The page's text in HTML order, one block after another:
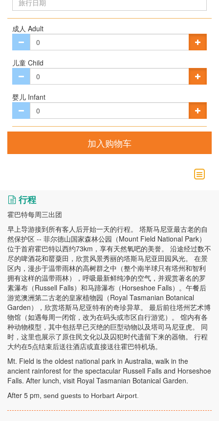
成人 Adult
儿童 Child
婴儿 Infant
加入购物车
行程
霍巴特每周三出团
早上导游接到所有客人后开始一天的行程。 塔斯马尼亚最古老的自
然保护区 -- 菲尔德山国家森林公园（Mount Field National Park）
位于首府霍巴特以西约73km，享有天然氧吧的美誉。 沿途经过数不
尽的啤酒花和罂粟田，欣赏风景秀丽的塔斯马尼亚田园风光。 在景
区内，漫步于温带雨林的高树群之中（整个南半球只有塔州和智利
拥有这样的温带雨林），呼吸最新鲜纯净的空气，并观赏著名的罗
素瀑布（Russell Falls）和马蹄瀑布（Horseshoe Falls）。午餐后
游览澳洲第二古老的皇家植物园（Royal Tasmanian Botanical
Garden），欣赏塔斯马尼亚特有的奇珍异草。 最后前往塔州艺术博
物馆（如遇每周一闭馆，改为在码头或市区自行游览）。 馆内有各
种动物模型，其中包括早已灭绝的巨型动物以及塔司马尼亚虎。 同
时，这里也展示了原住民文化以及囚犯时代遗留下来的器物。 行程
大约在5点结束后送往酒店或直接送往霍巴特机场。
Mt. Field is the oldest national park in Australia, walk in the
ancient rainforest for the spectacular Russell Falls and Horseshoe
Falls. After lunch, visit Royal Tasmanian Botanical Garden.
After 5 pm, send guests to Horbart Airport.